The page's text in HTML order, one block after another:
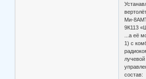
Ми-
9К113
...а её
1) с
состав: